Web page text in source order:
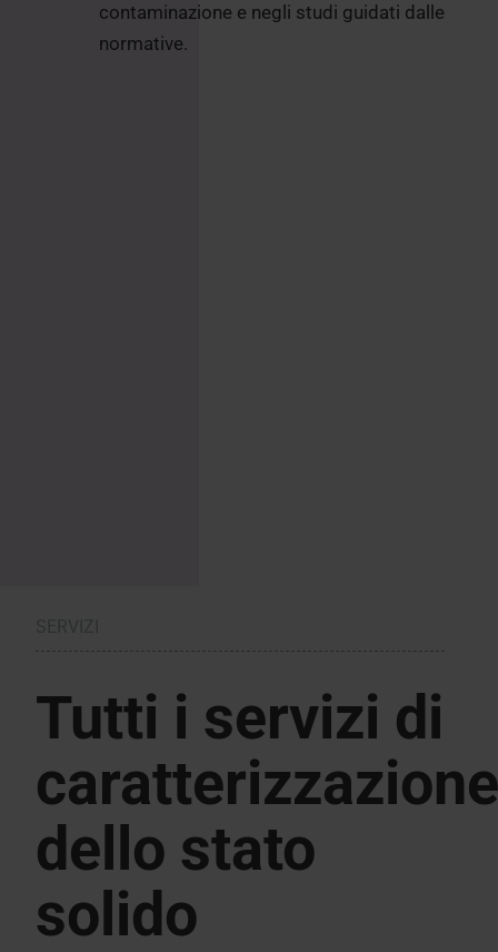
contaminazione e negli studi guidati dalle
normative.
Tutti i servizi di
caratterizzazione
dello stato
solido